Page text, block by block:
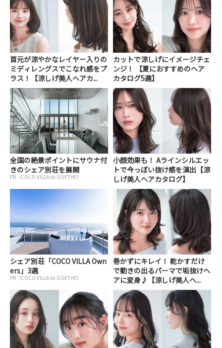
首元が涼やかなレイヤー入りの
ミディレングスでこなれ感をプ
ラス！【涼しげ美人ヘアカ...
カットで涼しげにイメージチェ
ンジ！ 【夏におすすめのヘア
カタログ5選】
全国の絶景ポイントにサウナ付
きのシェア別荘を展開
PR（COCO VILLA on GOETHE）
小顔効果も！ Aラインシルエッ
トで今っぽい抜け感を演出【涼
しげ美人ヘアカタログ】
シェア別荘「COCO VILLA Own
ers」3選
PR（COCO VILLA on GOETHE）
巻かずにキレイ！ 乾かすだけ
で動きの出るパーマで垢抜けヘ
アに変身♪【涼しげ美人ヘ...